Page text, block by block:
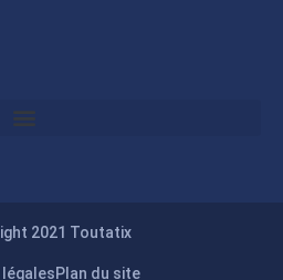
2021 Toutatix
Plan du site